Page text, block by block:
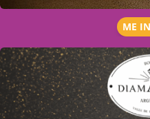
ME